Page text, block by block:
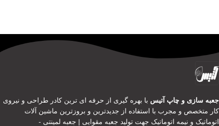
جعبه سازی و چاپ آتیس با بهره گیری از حرفه ای ترین کادر طراحی و نیروی
کار متخصص و مجرب با استفاده از جدیدترین و بروزترین ماشین آلات
اتوماتیک و نیمه اتوماتیک جهت تولید جعبه مقوایی | جعبه لمینتی -